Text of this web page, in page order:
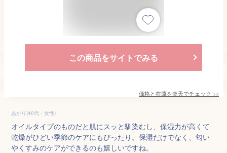
この商品をサイトでみる
価格と在庫を楽天でチェック >>
あかり(40代・女性)
オイルタイプのものだと肌にスッと馴染むし、保湿力が高くて
乾燥がひどい季節のケアにもぴったり。保湿だけでなく、匂い
やくすみのケアができるのも嬉しいですね。